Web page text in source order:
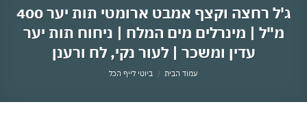
ג'ל רחצה וקצף אמבט ארומטי תות יער 400
מ"ל | מינרלים מים המלח | ניחוח תות יער
עדין ומשכר | לעור נקי, לח ורענן
עמוד הבית / ביוטי לייף הכל